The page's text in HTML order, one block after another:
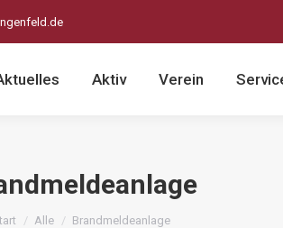
Aktiv Verein
befinden sich hier:
Alle Brandmeldeanlage